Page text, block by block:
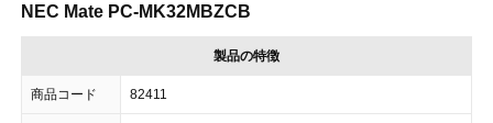
NEC Mate PC-MK32MBZCB
製品の特徴
商品コード 82411